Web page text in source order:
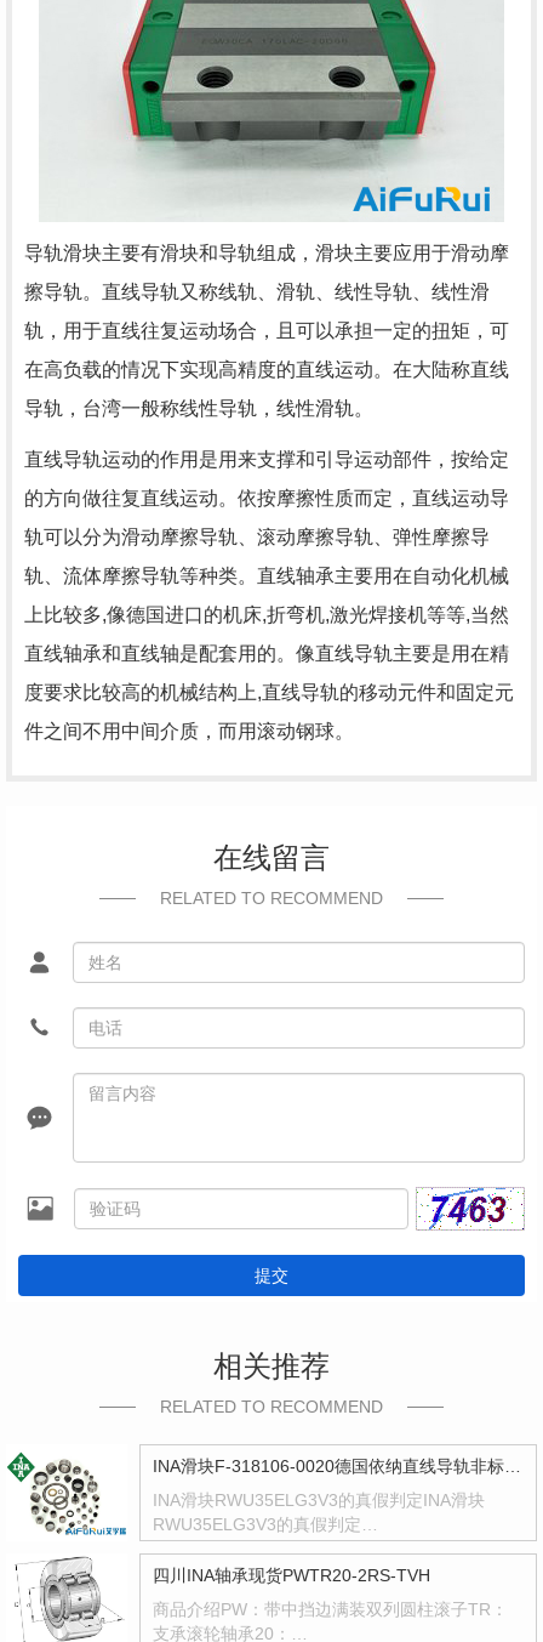
导轨滑块主要有滑块和导轨组成，滑块主要应用于滑动摩
擦导轨。直线导轨又称线轨、滑轨、线性导轨、线性滑
轨，用于直线往复运动场合，且可以承担一定的扭矩，可
在高负载的情况下实现高精度的直线运动。在大陆称直线
导轨，台湾一般称线性导轨，线性滑轨。
直线导轨运动的作用是用来支撑和引导运动部件，按给定
的方向做往复直线运动。依按摩擦性质而定，直线运动导
轨可以分为滑动摩擦导轨、滚动摩擦导轨、弹性摩擦导
轨、流体摩擦导轨等种类。直线轴承主要用在自动化机械
上比较多,像德国进口的机床,折弯机,激光焊接机等等,当然
直线轴承和直线轴是配套用的。像直线导轨主要是用在精
度要求比较高的机械结构上,直线导轨的移动元件和固定元
件之间不用中间介质，而用滚动钢球。
在线留言
RELATED TO RECOMMEND
提交
相关推荐
RELATED TO RECOMMEND
INA滑块RWU35ELG3V3的真假判定INA滑块
RWU35ELG3V3的真假判定…
四川INA轴承现货PWTR20-2RS-TVH
商品介绍PW：带中挡边满装双列圆柱滚子TR：
支承滚轮轴承20：…